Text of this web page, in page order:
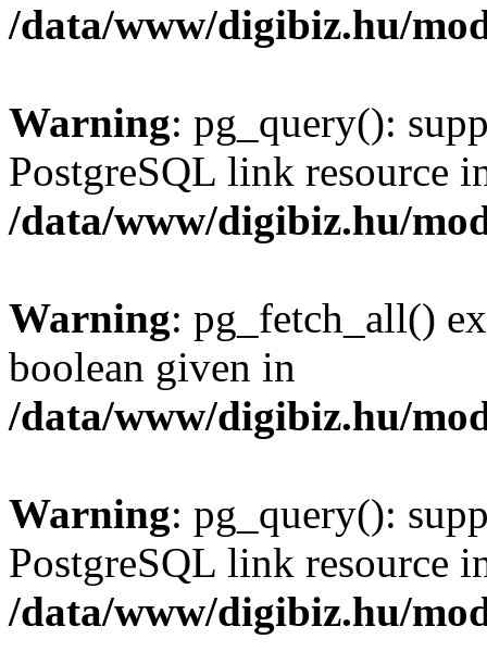
/data/www/digibiz.hu/
Warning: pg_query():
PostgreSQL link resource
/data/www/digibiz.hu/
Warning: pg_fetch_all()
boolean given in
/data/www/digibiz.hu/
Warning: pg_query():
PostgreSQL link resource
/data/www/digibiz.hu/